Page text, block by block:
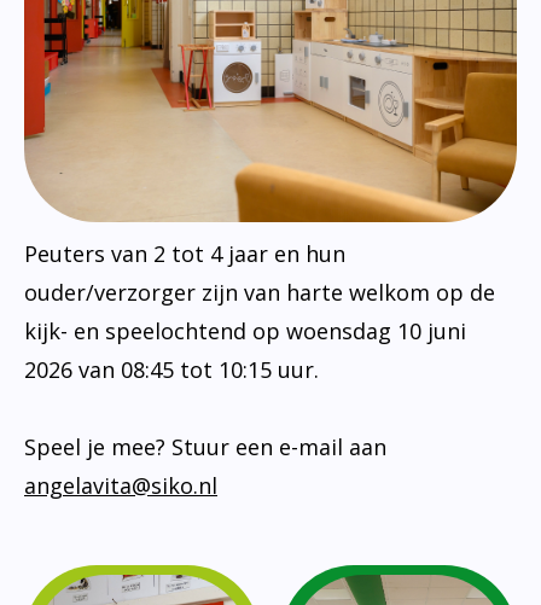
Peuters van 2 tot 4 jaar en hun
ouder/verzorger zijn van harte welkom op de
kijk- en speelochtend op woensdag 10 juni
2026 van 08:45 tot 10:15 uur.
Speel je mee? Stuur een e-mail aan
angelavita@siko.nl